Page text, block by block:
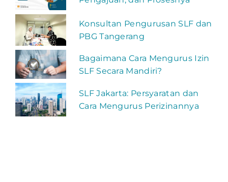
Konsultan Pengurusan SLF dan
PBG Tangerang
Bagaimana Cara Mengurus Izin
SLF Secara Mandiri?
SLF Jakarta: Persyaratan dan
Cara Mengurus Perizinannya